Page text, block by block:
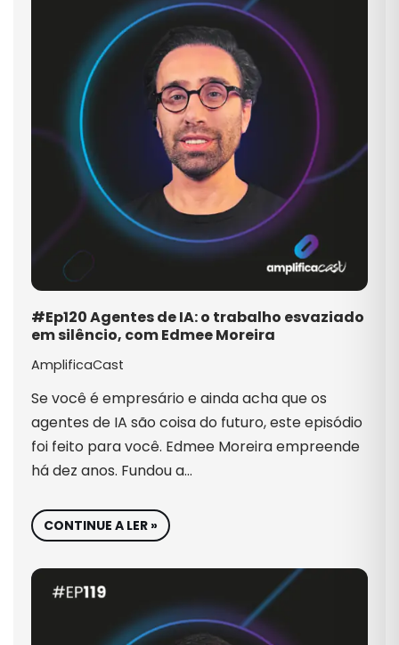
#Ep120 Agentes de IA: o trabalho esvaziado
em silêncio, com Edmee Moreira
AmplificaCast
Se você é empresário e ainda acha que os
agentes de IA são coisa do futuro, este episódio
foi feito para você. Edmee Moreira empreende
há dez anos. Fundou a…
CONTINUE A LER »